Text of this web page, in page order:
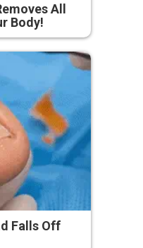
All
Body!
Falls Off